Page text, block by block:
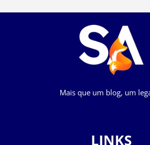
Mais que um blog, um